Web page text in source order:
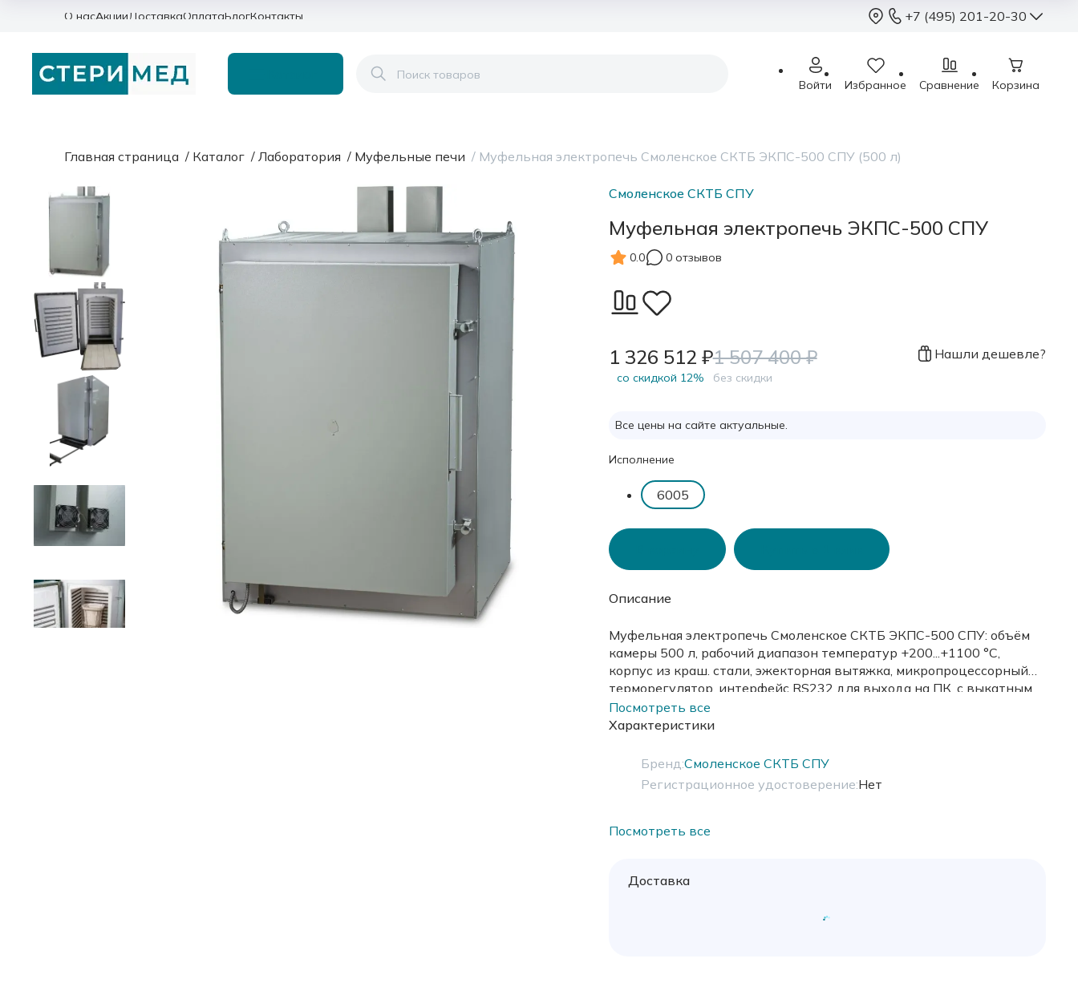
О насАкцииДоставкаОплатаБлогКонтакты +7 (495) 201-20-30
+7 (495) 201-
sales@sterimed.ru
Войти Избранное Сравнение Корзина
Главная страница / Каталог / Лаборатория / Муфельные печи / Муфельная электропечь Смоленское СКТБ ЭКПС-500 СПУ (500 л)
Смоленское СКТБ СПУ
Муфельная электропечь ЭКПС-500 СПУ
0.0 0 отзывов
1 326 512 ₽
cо скидкой 12%
1 507 400 ₽
без скидки
Нашли дешевле?
Все цены на сайте актуальные.
Исполнение
6005
Описание
Муфельная электропечь Смоленское СКТБ ЭКПС-500 СПУ: объём
камеры 500 л, рабочий диапазон температур +200...+1100 °С,
корпус из краш. стали, эжекторная вытяжка, микропроцессорный
терморегулятор, интерфейс RS232 для выхода на ПК, с выкатным
поддоном.
Посмотреть все
Характеристики
Бренд:Смоленское СКТБ СПУ
Регистрационное удостоверение:Нет
Посмотреть все
Доставка